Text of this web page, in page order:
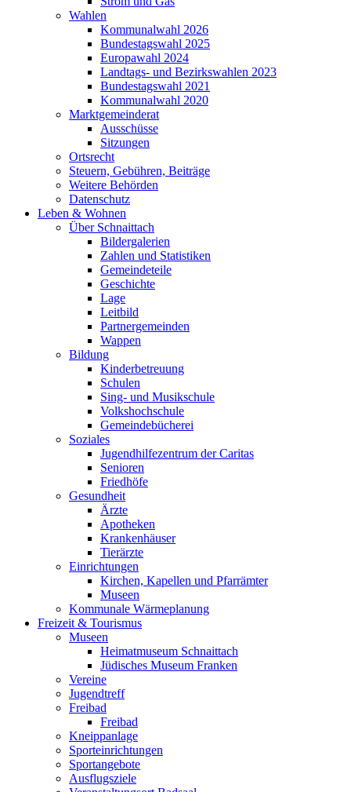
Wahlen
Kommunalwahl 2026
Bundestagswahl 2025
Europawahl 2024
Landtags- und Bezirkswahlen 2023
Bundestagswahl 2021
Kommunalwahl 2020
Marktgemeinderat
Ausschüsse
Sitzungen
Ortsrecht
Steuern, Gebühren, Beiträge
Weitere Behörden
Datenschutz
Leben & Wohnen
Über Schnaittach
Bildergalerien
Zahlen und Statistiken
Gemeindeteile
Geschichte
Lage
Leitbild
Partnergemeinden
Wappen
Bildung
Kinderbetreuung
Schulen
Sing- und Musikschule
Volkshochschule
Gemeindebücherei
Soziales
Jugendhilfezentrum der Caritas
Senioren
Friedhöfe
Gesundheit
Ärzte
Apotheken
Krankenhäuser
Tierärzte
Einrichtungen
Kirchen, Kapellen und Pfarrämter
Museen
Kommunale Wärmeplanung
Freizeit & Tourismus
Museen
Heimatmuseum Schnaittach
Jüdisches Museum Franken
Vereine
Jugendtreff
Freibad
Freibad
Kneippanlage
Sporteinrichtungen
Sportangebote
Ausflugsziele